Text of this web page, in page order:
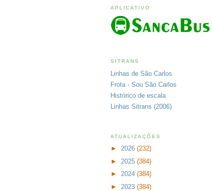
APLICATIVO
SITRANS
Linhas de São Carlos
Frota - Sou São Carlos
Histórico de escala
Linhas Sitrans (2006)
ATUALIZAÇÕES
► 2026 (232)
► 2025 (384)
► 2024 (384)
► 2023 (384)